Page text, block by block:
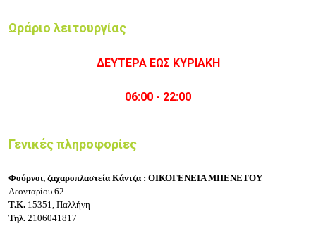
Ωράριο λειτουργίας
ΔΕΥΤΕΡΑ ΕΩΣ ΚΥΡΙΑΚΗ
06:00 - 22:00
Γενικές πληροφορίες
Φούρνοι, ζαχαροπλαστεία Κάντζα : ΟΙΚΟΓΕΝΕΙΑ ΜΠΕΝΕΤΟΥ
Λεονταρίου 62
Τ.Κ. 15351, Παλλήνη
Τηλ. 2106041817